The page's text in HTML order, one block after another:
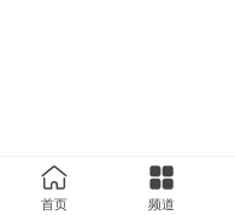
首页 频道